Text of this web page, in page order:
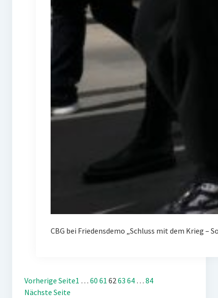
CBG bei Friedensdemo „Schluss mit dem Krieg
Vorherige Seite1 … 60 61 62 63 64 … 84
Nächste Seite